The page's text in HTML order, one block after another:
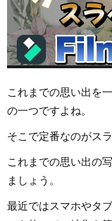
これまでの思い出を
の一つですよね。
そこで定番なのがス
これまでの思い出の
ましょう。
最近ではスマホやタ